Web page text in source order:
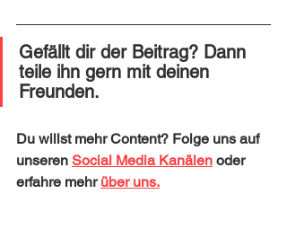
Gefällt dir der Beitrag? Dann
teile ihn gern mit deinen
Freunden.
Du willst mehr Content? Folge uns auf
unseren Social Media Kanälen oder
erfahre mehr über uns.